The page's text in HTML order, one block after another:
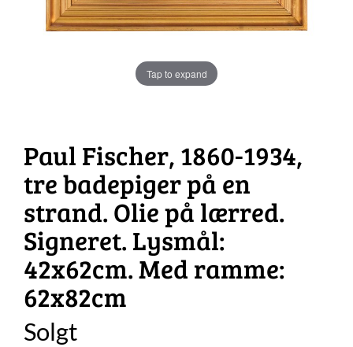
Tap to expand
Paul Fischer, 1860-1934,
tre badepiger på en
strand. Olie på lærred.
Signeret. Lysmål:
42x62cm. Med ramme:
62x82cm
Solgt